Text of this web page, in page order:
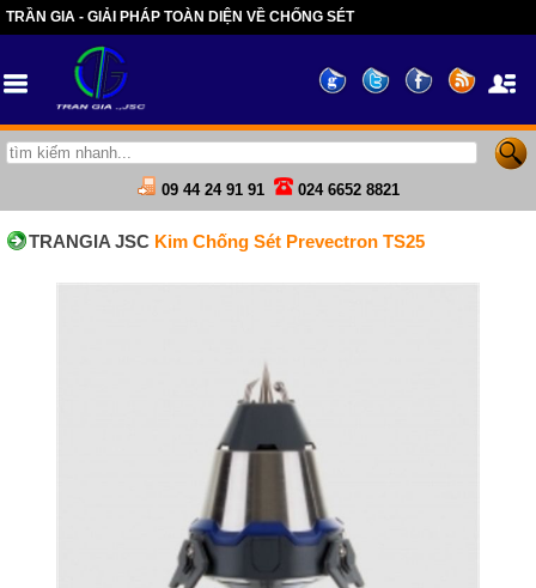
TRẦN GIA - GIẢI PHÁP TOÀN DIỆN VỀ CHỐNG SÉT
09 44 24 91 91 024 6652 8821
TRANGIA JSC Kim Chống Sét Prevectron TS25